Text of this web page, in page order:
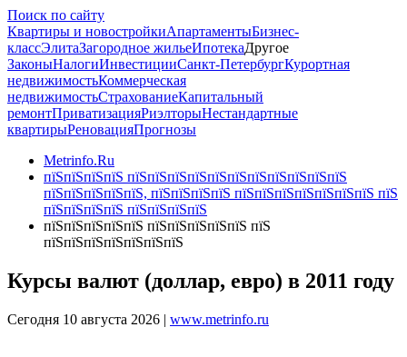
Поиск по сайту
Квартиры и новостройкиАпартаментыБизнес-
классЭлитаЗагородное жильеИпотекаДругое
ЗаконыНалогиИнвестицииСанкт-ПетербургКурортная
недвижимостьКоммерческая
недвижимостьСтрахованиеКапитальный
ремонтПриватизацияРиэлторыНестандартные
квартирыРеновацияПрогнозы
Metrinfo.Ru
пїЅпїЅпїЅпїЅ пїЅпїЅпїЅпїЅпїЅпїЅпїЅпїЅпїЅпїЅпїЅ
пїЅпїЅпїЅпїЅпїЅ, пїЅпїЅпїЅпїЅ пїЅпїЅпїЅпїЅпїЅпїЅпїЅ пїЅ
пїЅпїЅпїЅпїЅ пїЅпїЅпїЅпїЅ
пїЅпїЅпїЅпїЅпїЅ пїЅпїЅпїЅпїЅпїЅ пїЅ
пїЅпїЅпїЅпїЅпїЅпїЅпїЅ
Курсы валют (доллар, евро) в 2011 году
Сегодня 10 августа 2026 | www.metrinfo.ru